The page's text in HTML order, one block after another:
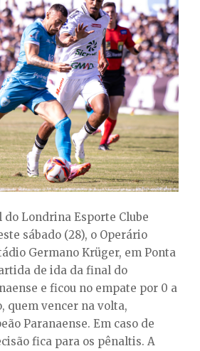
Londrina Esporte Clube
sábado (28), o Operário
Germano Krüger, em Ponta
de ida da final do
e ficou no empate por 0 a
quem vencer na volta,
Paranaense. Em caso de
fica para os pênaltis. A